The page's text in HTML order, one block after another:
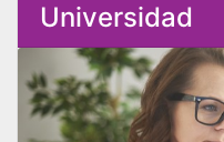
Universidad